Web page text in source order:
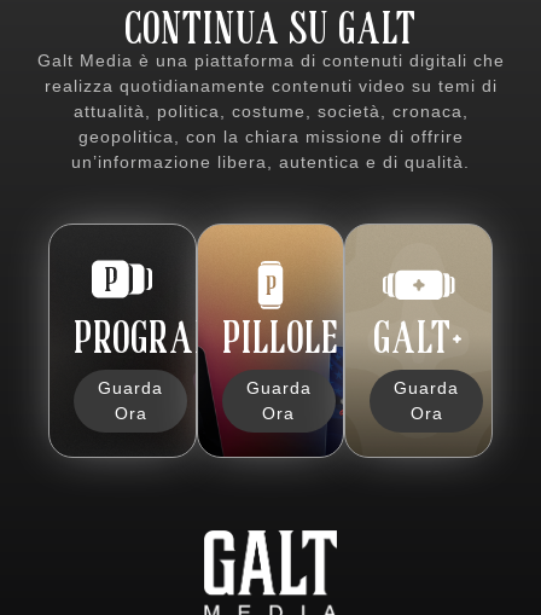
CONTINUA SU GALT
Galt Media è una piattaforma di contenuti digitali che
realizza quotidianamente contenuti video su temi di
attualità, politica, costume, società, cronaca,
geopolitica, con la chiara missione di offrire
un’informazione libera, autentica e di qualità.
PROGRAMMI
Guarda
Ora
PILLOLE
Guarda
Ora
GALT+
Guarda
Ora